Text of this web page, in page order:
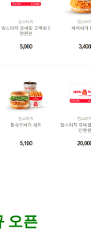
오픈